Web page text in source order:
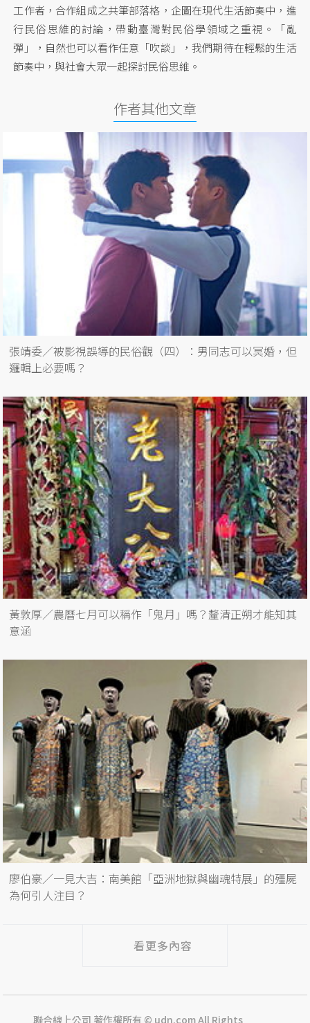
工作者，合作組成之共筆部落格，企圖在現代生活節奏中，進
行民俗思維的討論，帶動臺灣對民俗學領域之重視。「亂
彈」，自然也可以看作任意「吹談」，我們期待在輕鬆的生活
節奏中，與社會大眾一起探討民俗思維。
作者其他文章
張靖委／被影視誤導的民俗觀（四）：男同志可以冥婚，但
邏輯上必要嗎？
黃敦厚／農曆七月可以稱作「鬼月」嗎？釐清正朔才能知其
意涵
廖伯豪／一見大吉：南美館「亞洲地獄與幽魂特展」的殭屍
為何引人注目？
看更多內容
聯合線上公司 著作權所有 © udn.com All Rights